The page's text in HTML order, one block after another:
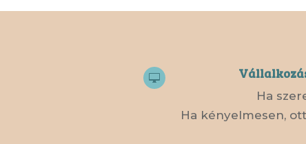

Ha
Ha kényelmesen,